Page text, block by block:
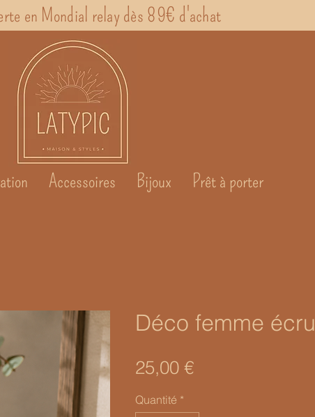
en Mondial relay dès 89€ d'achat
Accessoires Bijoux Prêt à porter
Déco femme écru
25,00 €Prix
Quantité *